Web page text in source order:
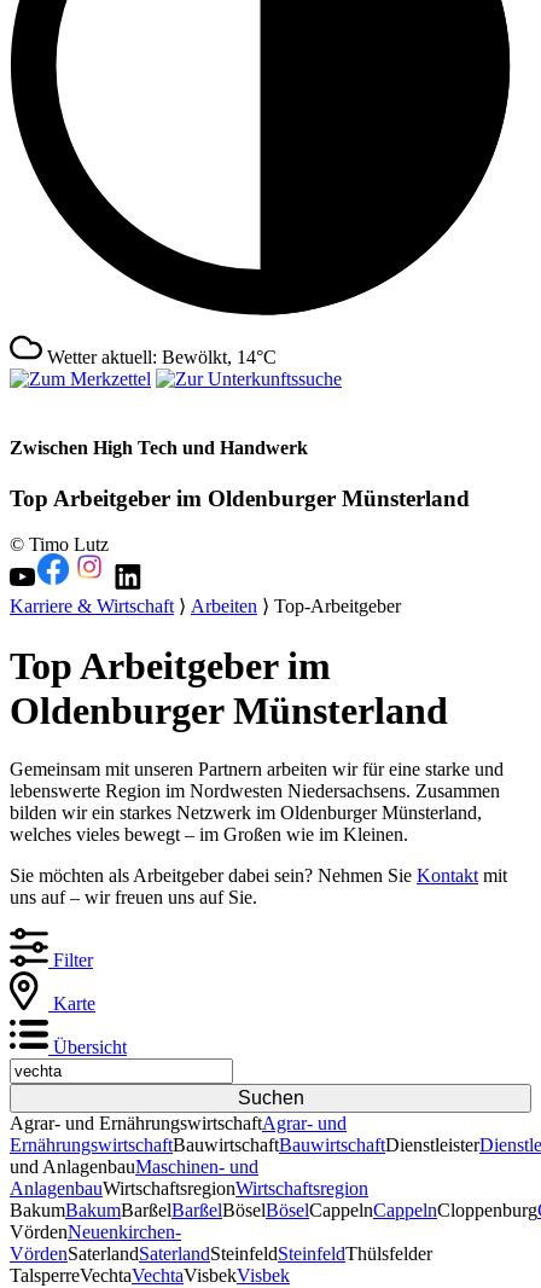
Wetter aktuell: Bewölkt, 14°C
Zwischen High Tech und Handwerk
Top Arbeitgeber im Oldenburger Münsterland
© Timo Lutz
Karriere & Wirtschaft⟩ Arbeiten ⟩ Top-Arbeitgeber
Top Arbeitgeber im
Oldenburger Münsterland
Gemeinsam mit unseren Partnern arbeiten wir für eine starke und
lebenswerte Region im Nordwesten Niedersachsens. Zusammen
bilden wir ein starkes Netzwerk im Oldenburger Münsterland,
welches vieles bewegt – im Großen wie im Kleinen.
Sie möchten als Arbeitgeber dabei sein? Nehmen Sie Kontakt mit
uns auf – wir freuen uns auf Sie.
Filter
Karte
Übersicht
Agrar- und ErnährungswirtschaftAgrar- und
ErnährungswirtschaftBauwirtschaftBauwirtschaftDienstleister
und AnlagenbauMaschinen- und
AnlagenbauWirtschaftsregionWirtschaftsregion
BakumBakumBarßelBarßelBöselBöselCappelnCappelnCloppenburg
VördenNeuenkirchen-
VördenSaterlandSaterlandSteinfeldSteinfeldThülsfelder
TalsperreVechtaVechtaVisbekVisbek